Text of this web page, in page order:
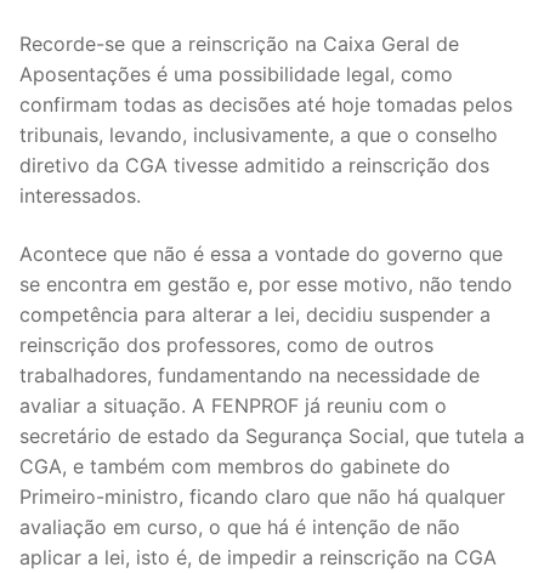
1º CICLO
2º/3º CEB / SECUNDÁRIO
ENSINO ARTÍSTICO
PARTICULAR / IPSS / MISERICÓRDIAS
ENSINO SUPERIOR
PROFESSORES CONTRATADOS
DOCENTES APOSENTADOS
Formação
Área de Sócios
Recorde-se que a reinscrição na Caixa Geral de
Aposentações é uma possibilidade legal, como
confirmam todas as decisões até hoje tomadas pelos
tribunais, levando, inclusivamente, a que o conselho
diretivo da CGA tivesse admitido a reinscrição dos
interessados.
Acontece que não é essa a vontade do governo que
se encontra em gestão e, por esse motivo, não tendo
competência para alterar a lei, decidiu suspender a
reinscrição dos professores, como de outros
trabalhadores, fundamentando na necessidade de
avaliar a situação. A FENPROF já reuniu com o
secretário de estado da Segurança Social, que tutela a
CGA, e também com membros do gabinete do
Primeiro-ministro, ficando claro que não há qualquer
avaliação em curso, o que há é intenção de não
aplicar a lei, isto é, de impedir a reinscrição na CGA